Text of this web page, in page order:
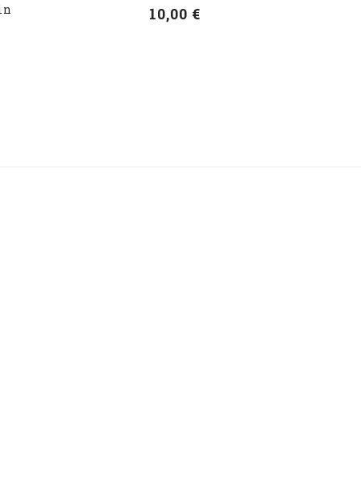
10,00 €